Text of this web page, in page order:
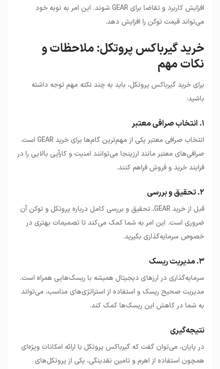
افزایش کاربرد و تقاضا برای GEAR شوند. این امر به نوبه خود
می‌تواند قیمت توکن را افزایش دهد.
خرید گیرباکس پروتکل: ملاحظات و
نکات مهم
برای خرید گیرباکس پروتکل، باید به چند نکته مهم توجه داشته
باشید:
۱. انتخاب صرافی معتبر
انتخاب صرافی معتبر یکی از مهم‌ترین گام‌ها برای خرید GEAR است.
صرافی‌های معتبر مانند ارزینجا می‌توانند امنیت و کارآیی بالایی را در
فرایند خرید و فروش فراهم کنند.
۲. تحقیق و بررسی
قبل از خرید GEAR، تحقیق و بررسی کامل درباره پروتکل و توکن آن
ضروری است. این امر به شما کمک می‌کند تا تصمیمات بهتری در
خصوص سرمایه‌گذاری بگیرید.
۳. مدیریت ریسک
سرمایه‌گذاری در ارزهای دیجیتال همیشه با ریسک‌هایی همراه است.
مدیریت صحیح ریسک و استفاده از استراتژی‌های مناسب، می‌تواند
به شما در کاهش این ریسک‌ها کمک کند.
نتیجه‌گیری
در پایان، می‌توان گفت که گیرباکس پروتکل با ارائه امکانات ویژه‌ای
همچون استفاده از اهرم و تامین نقدینگی، یکی از پروتکل‌های